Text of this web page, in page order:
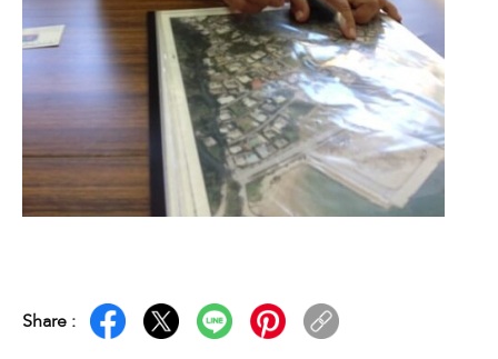
Share :